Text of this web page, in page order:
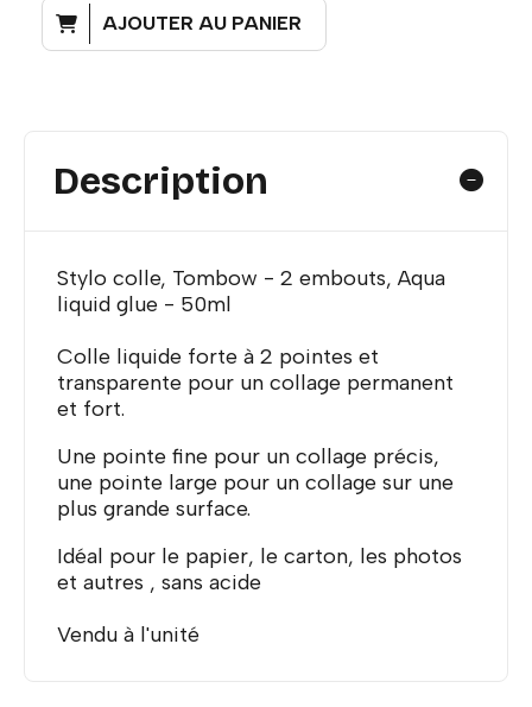
AJOUTER AU PANIER
Description
Stylo colle, Tombow - 2 embouts, Aqua
liquid glue - 50ml
Colle liquide forte à 2 pointes et
transparente pour un collage permanent
et fort.
Une pointe fine pour un collage précis,
une pointe large pour un collage sur une
plus grande surface.
Idéal pour le papier, le carton, les photos
et autres , sans acide
Vendu à l'unité